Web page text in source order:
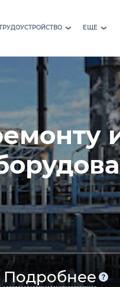
› EЩЕ›
Подробнее